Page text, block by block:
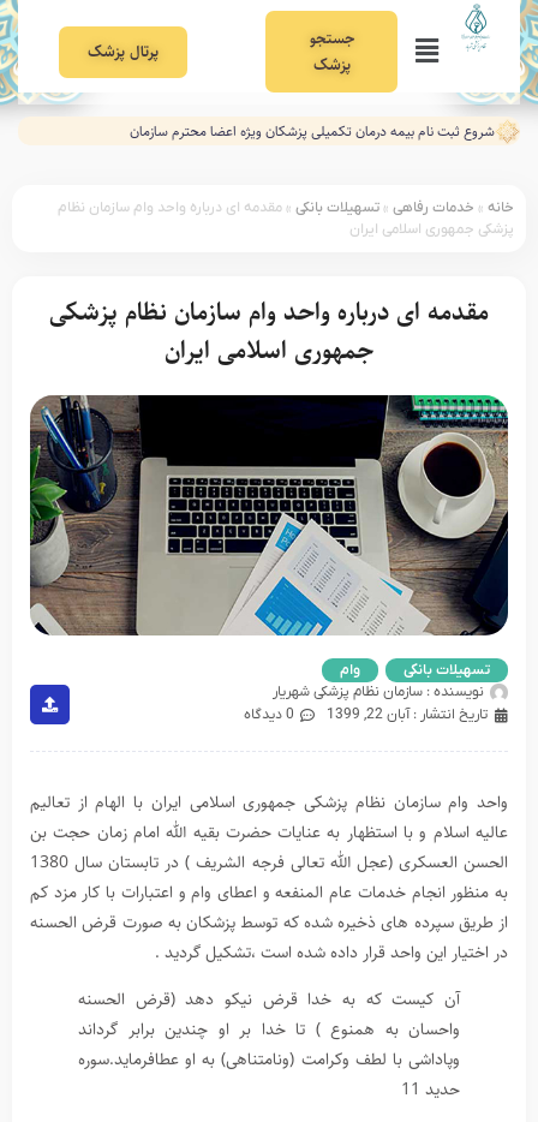
جستجو
پزشک
پرتال پزشک
شروع ثبت نام بیمه درمان تکمیلی پزشکان ویژه اعضا محترم سازمان
خانه » خدمات رفاهی »تسهیلات بانکی »مقدمه ای درباره واحد وام سازمان نظام
پزشکی جمهوری اسلامی ایران
مقدمه ای درباره واحد وام سازمان نظام پزشکی
جمهوری اسلامی ایران
تسهیلات بانکی
وام
نویسنده : سازمان نظام پزشکی شهریار
تاریخ انتشار :آبان 22, 1399 0 دیدگاه
واحد وام سازمان نظام پزشکی جمهوری اسلامی ایران با الهام از تعالیم
عالیه اسلام و با استظهار به عنایات حضرت بقیه الله امام زمان حجت بن
الحسن العسکری (عجل الله تعالی فرجه الشریف )
در تابستان سال 1380
به منظور انجام خدمات عام المنفعه و اعطای وام و اعتبارات با کار مزد کم
از طریق سپرده های ذخیره شده که توسط پزشکان به صورت قرض الحسنه
در اختیار این واحد قرار داده شده است ،تشکیل گردید .
آن کیست که به خدا قرض نیکو دهد (قرض الحسنه
واحسان به همنوع ) تا خدا بر او چندین برابر گرداند
وپاداشی با لطف وکرامت (ونامتناهی) به او عطافرماید.سوره
حدید 11